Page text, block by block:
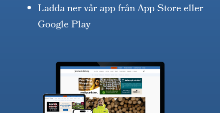
Ladda ner vår app från App Store eller
Google Play